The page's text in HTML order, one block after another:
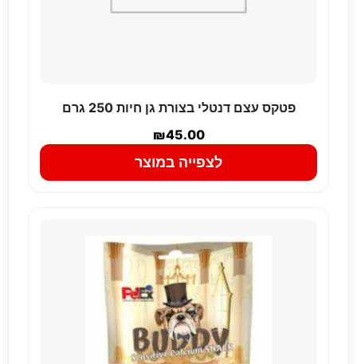
פטקס עצם דנטלי בצורת גן חיות 250 גרם
₪45.00
לצפייה במוצר